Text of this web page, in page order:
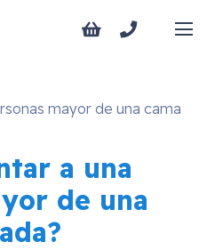
mayor de una cama
a una
de una